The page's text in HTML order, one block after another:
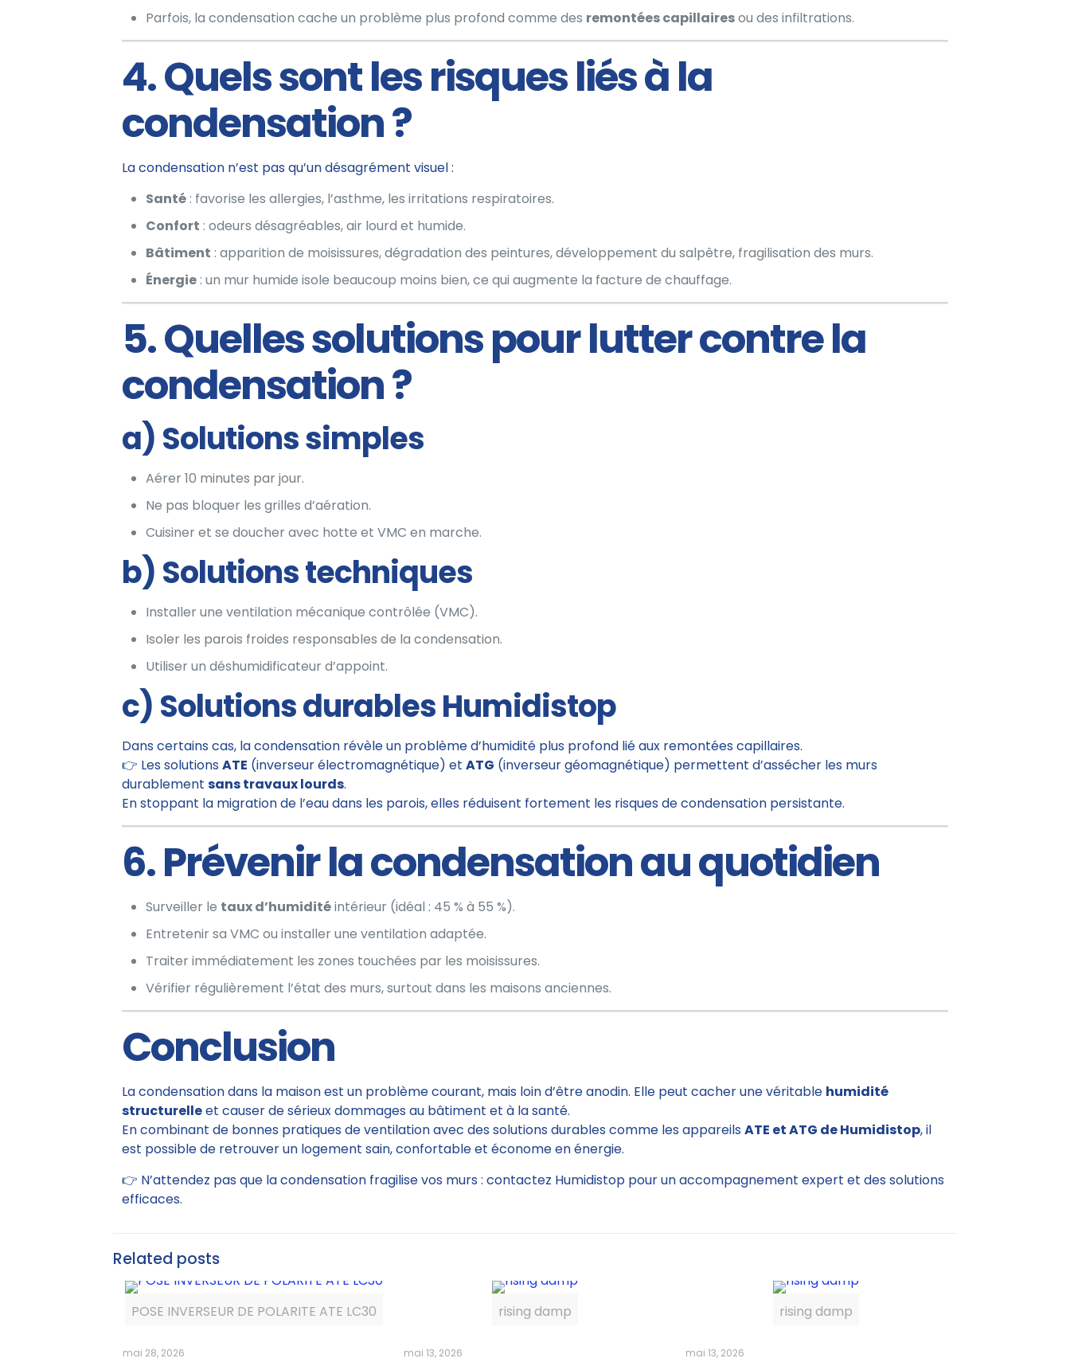
Parfois, la condensation cache un problème plus profond comme des remontées capillairesou des infiltrations.
4. Quels sont les risques liés à la
condensation ?
La condensation n’est pas qu’un désagrément visuel :
Santé: favorise les allergies, l’asthme, les irritations respiratoires.
Confort : odeurs désagréables, air lourd et humide.
Bâtiment : apparition de moisissures, dégradation des peintures, développement du salpêtre, fragilisation des murs.
Énergie: un mur humide isole beaucoup moins bien, ce qui augmente la facture de chauffage.
5. Quelles solutions pour lutter contre la
condensation ?
a) Solutions simples
Aérer 10 minutes par jour.
Ne pas bloquer les grilles d’aération.
Cuisiner et se doucher avec hotte et VMC en marche.
b) Solutions techniques
Installer une ventilation mécanique contrôlée (VMC).
Isoler les parois froides responsables de la condensation.
Utiliser un déshumidificateur d’appoint.
c) Solutions durables Humidistop
Dans certains cas, la condensation révèle un problème d’humidité plus profond lié aux remontées capillaires.
👉 Les solutions ATE (inverseur électromagnétique) et ATG (inverseur géomagnétique) permettent d’assécher les murs
durablement sans travaux lourds.
En stoppant la migration de l’eau dans les parois, elles réduisent fortement les risques de condensation persistante.
6. Prévenir la condensation au quotidien
Surveiller le taux d’humiditéintérieur (idéal : 45 % à 55 %).
Entretenir sa VMC ou installer une ventilation adaptée.
Traiter immédiatement les zones touchées par les moisissures.
Vérifier régulièrement l’état des murs, surtout dans les maisons anciennes.
Conclusion
La condensation dans la maison est un problème courant, mais loin d’être anodin. Elle peut cacher une véritable humidité
structurelleet causer de sérieux dommages au bâtiment et à la santé.
En combinant de bonnes pratiques de ventilation avec des solutions durables comme les appareils ATE et ATG de Humidistop, il
est possible de retrouver un logement sain, confortable et économe en énergie.
👉 N’attendez pas que la condensation fragilise vos murs : contactez Humidistop pour un accompagnement expert et des solutions
efficaces.
Related posts
POSE INVERSEUR DE POLARITE ATE LC30
mai 28, 2026
rising damp
mai 13, 2026
rising damp
mai 13, 2026